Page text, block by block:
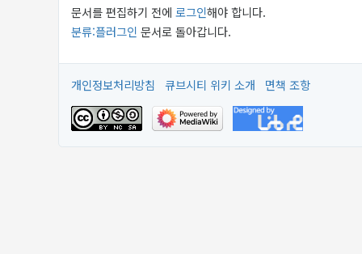
문서를 편집하기 전에 로그인해야 합니다.
분류:플러그인 문서로 돌아갑니다.
개인정보처리방침 큐브시티 위키 소개 면책 조항